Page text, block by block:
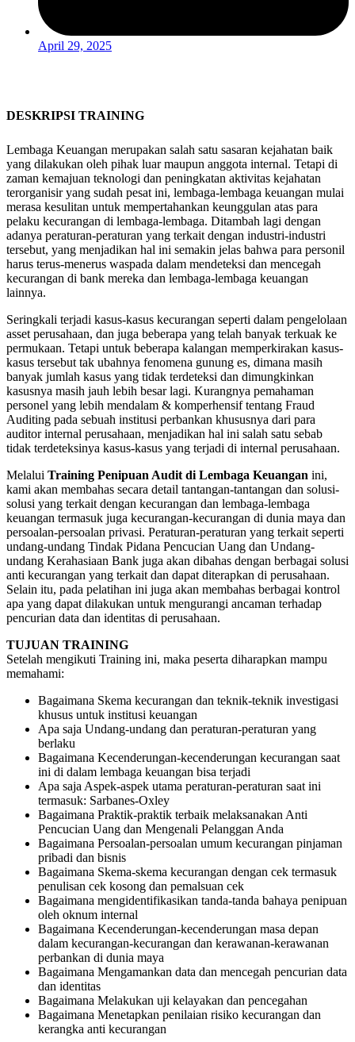
April 29, 2025
DESKRIPSI TRAINING
Lembaga Keuangan merupakan salah satu sasaran kejahatan baik
yang dilakukan oleh pihak luar maupun anggota internal. Tetapi di
zaman kemajuan teknologi dan peningkatan aktivitas kejahatan
terorganisir yang sudah pesat ini, lembaga-lembaga keuangan mulai
merasa kesulitan untuk mempertahankan keunggulan atas para
pelaku kecurangan di lembaga-lembaga. Ditambah lagi dengan
adanya peraturan-peraturan yang terkait dengan industri-industri
tersebut, yang menjadikan hal ini semakin jelas bahwa para personil
harus terus-menerus waspada dalam mendeteksi dan mencegah
kecurangan di bank mereka dan lembaga-lembaga keuangan
lainnya.
Seringkali terjadi kasus-kasus kecurangan seperti dalam pengelolaan
asset perusahaan, dan juga beberapa yang telah banyak terkuak ke
permukaan. Tetapi untuk beberapa kalangan memperkirakan kasus-
kasus tersebut tak ubahnya fenomena gunung es, dimana masih
banyak jumlah kasus yang tidak terdeteksi dan dimungkinkan
kasusnya masih jauh lebih besar lagi. Kurangnya pemahaman
personel yang lebih mendalam & komperhensif tentang Fraud
Auditing pada sebuah institusi perbankan khususnya dari para
auditor internal perusahaan, menjadikan hal ini salah satu sebab
tidak terdeteksinya kasus-kasus yang terjadi di internal perusahaan.
Melalui Training Penipuan Audit di Lembaga Keuangan ini,
kami akan membahas secara detail tantangan-tantangan dan solusi-
solusi yang terkait dengan kecurangan dan lembaga-lembaga
keuangan termasuk juga kecurangan-kecurangan di dunia maya dan
persoalan-persoalan privasi. Peraturan-peraturan yang terkait seperti
undang-undang Tindak Pidana Pencucian Uang dan Undang-
undang Kerahasiaan Bank juga akan dibahas dengan berbagai solusi
anti kecurangan yang terkait dan dapat diterapkan di perusahaan.
Selain itu, pada pelatihan ini juga akan membahas berbagai kontrol
apa yang dapat dilakukan untuk mengurangi ancaman terhadap
pencurian data dan identitas di perusahaan.
TUJUAN TRAINING
Setelah mengikuti Training ini, maka peserta diharapkan mampu
memahami:
Bagaimana Skema kecurangan dan teknik-teknik investigasi
khusus untuk institusi keuangan
Apa saja Undang-undang dan peraturan-peraturan yang
berlaku
Bagaimana Kecenderungan-kecenderungan kecurangan saat
ini di dalam lembaga keuangan bisa terjadi
Apa saja Aspek-aspek utama peraturan-peraturan saat ini
termasuk: Sarbanes-Oxley
Bagaimana Praktik-praktik terbaik melaksanakan Anti
Pencucian Uang dan Mengenali Pelanggan Anda
Bagaimana Persoalan-persoalan umum kecurangan pinjaman
pribadi dan bisnis
Bagaimana Skema-skema kecurangan dengan cek termasuk
penulisan cek kosong dan pemalsuan cek
Bagaimana mengidentifikasikan tanda-tanda bahaya penipuan
oleh oknum internal
Bagaimana Kecenderungan-kecenderungan masa depan
dalam kecurangan-kecurangan dan kerawanan-kerawanan
perbankan di dunia maya
Bagaimana Mengamankan data dan mencegah pencurian data
dan identitas
Bagaimana Melakukan uji kelayakan dan pencegahan
Bagaimana Menetapkan penilaian risiko kecurangan dan
kerangka anti kecurangan